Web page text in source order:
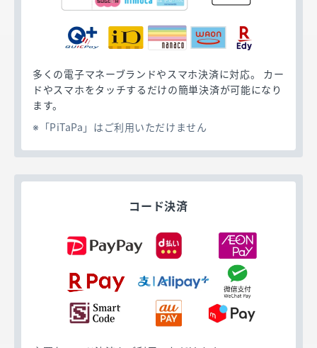
多くの電子マネーブランドやスマホ決済に対応。 カー
ドやスマホをタッチするだけの簡単決済が可能になり
ます。
「PiTaPa」はご利用いただけません
コード決済